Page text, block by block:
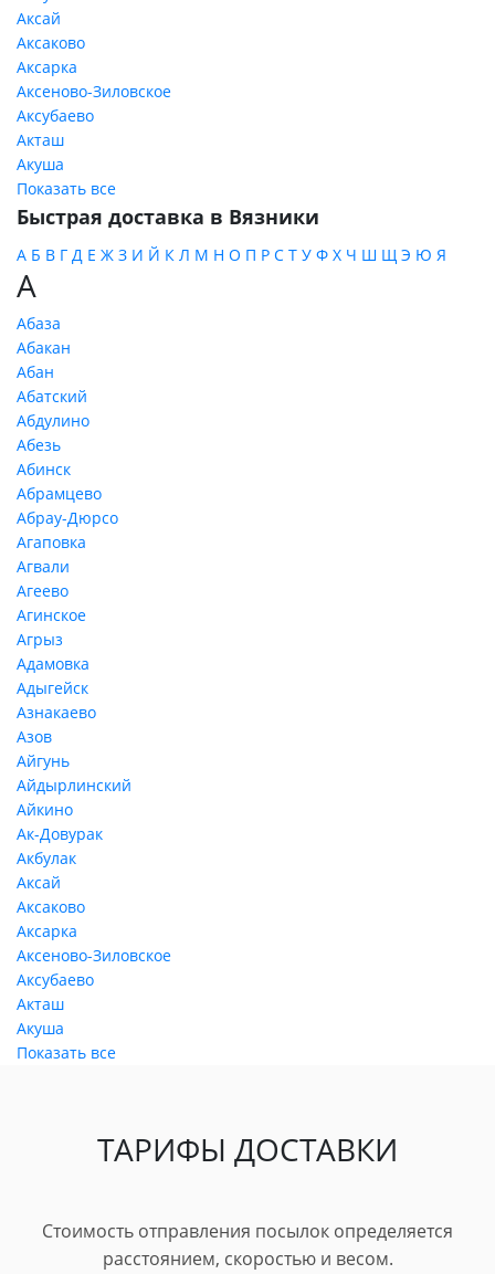
Аксай
Аксаково
Аксарка
Аксеново-Зиловское
Аксубаево
Акташ
Акуша
Показать все
Быстрая доставка в Вязники
А Б В Г Д Е Ж З И Й К Л М Н О П Р С Т У Ф Х Ч Ш Щ Э Ю Я
А
Абаза
Абакан
Абан
Абатский
Абдулино
Абезь
Абинск
Абрамцево
Абрау-Дюрсо
Агаповка
Агвали
Агеево
Агинское
Агрыз
Адамовка
Адыгейск
Азнакаево
Азов
Айгунь
Айдырлинский
Айкино
Ак-Довурак
Акбулак
Аксай
Аксаково
Аксарка
Аксеново-Зиловское
Аксубаево
Акташ
Акуша
Показать все
ТАРИФЫ ДОСТАВКИ
Стоимость отправления посылок определяется
расстоянием, скоростью и весом.